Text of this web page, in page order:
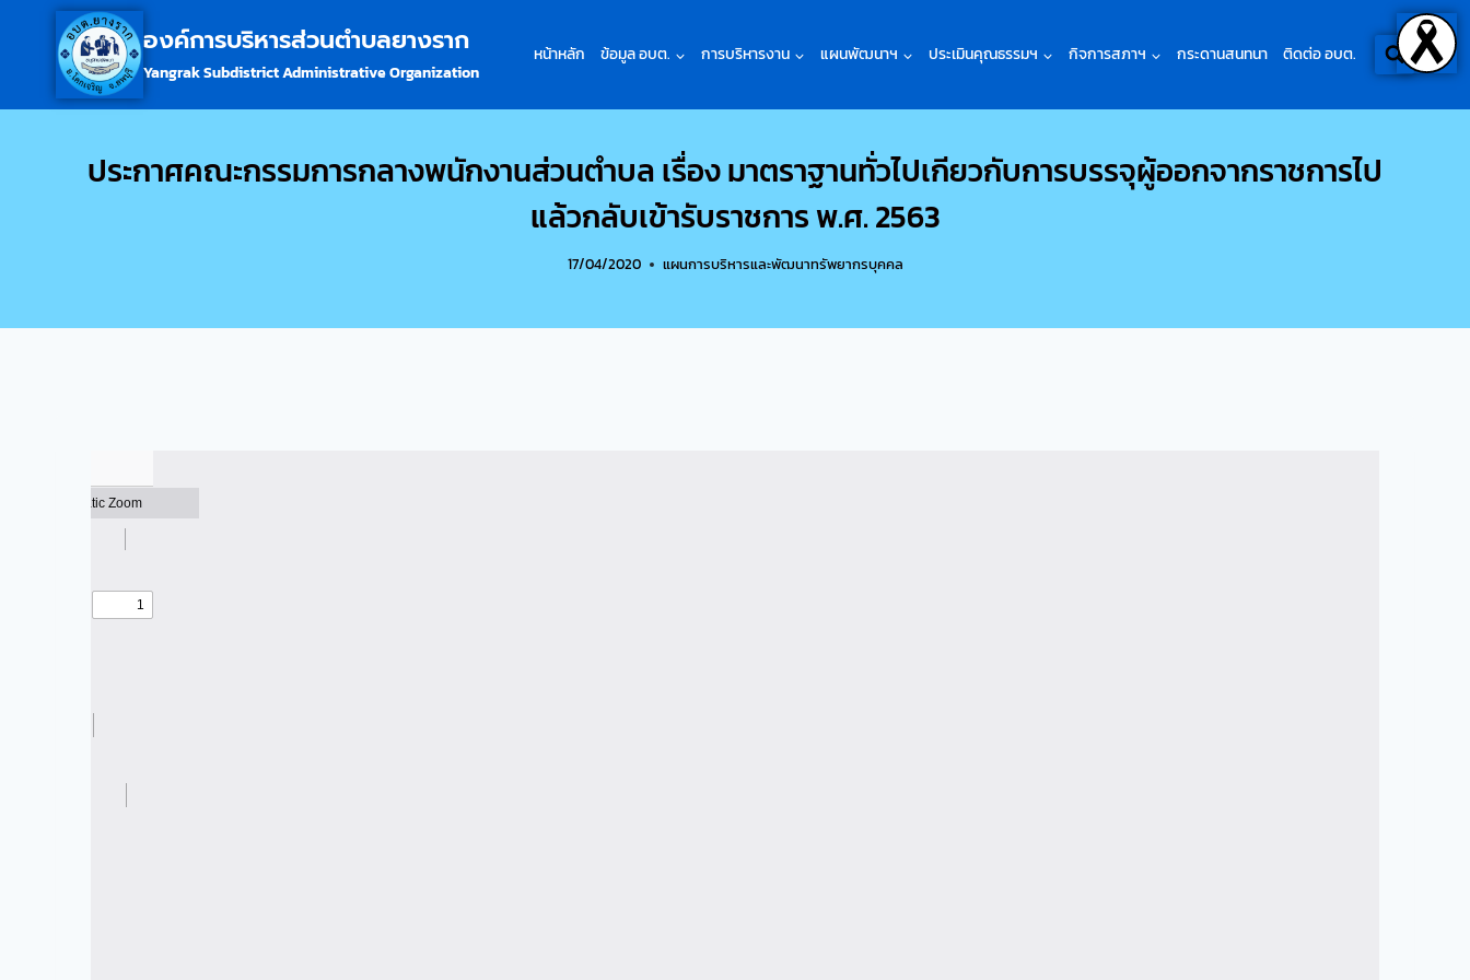
องค์การบริหารส่วนตำบลยางราก
Yangrak Subdistrict Administrative Organization
หน้าหลัก ข้อมูล อบต. การบริหารงาน แผนพัฒนาฯ ประเมินคุณธรรมฯ กิจการสภาฯ กระดานสนทนา ติดต่อ อบต.
ประกาศคณะกรรมการกลางพนักงานส่วนตำบล เรื่อง มาตราฐานทั่วไปเกียวกับการบรรจุผู้ออกจากราชการไป
แล้วกลับเข้ารับราชการ พ.ศ. 2563
17/04/2020 แผนการบริหารและพัฒนาทรัพยากรบุคคล